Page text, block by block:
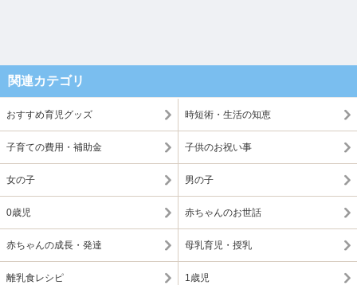
関連カテゴリ
おすすめ育児グッズ 時短術・生活の知恵
子育ての費用・補助金 子供のお祝い事
女の子 男の子
0歳児 赤ちゃんのお世話
赤ちゃんの成長・発達 母乳育児・授乳
離乳食レシピ 1歳児